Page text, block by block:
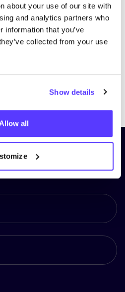
about your use of our site with
and analytics partners who
information that you’ve
collected from your use
Show details
Allow all
PreviousNext
Newsletter
Laufenden!